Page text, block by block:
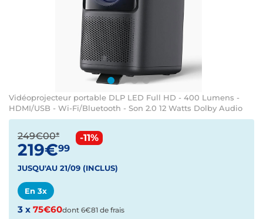
Vidéoprojecteur portable DLP LED Full HD - 400 Lumens -
HDMI/USB - Wi-Fi/Bluetooth - Son 2.0 12 Watts Dolby Audio
249€00*
219€99
-11%
JUSQU'AU 21/09 (INCLUS)
En 3x
3 x 75€60dont 6€81 de frais